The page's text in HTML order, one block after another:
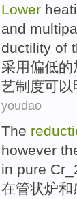
Lower
and
ductility of
采用偏低的
艺制度可以
youdao
The
however
in pure
在管状炉和